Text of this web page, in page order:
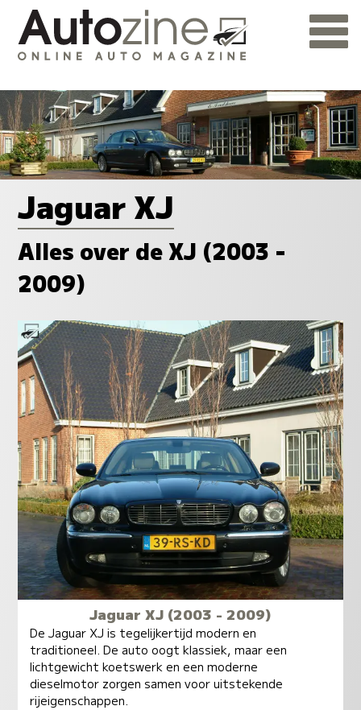
Jaguar XJ
Alles over de XJ (2003 -
2009)
Jaguar XJ (2003 - 2009)
De Jaguar XJ is tegelijkertijd modern en
traditioneel. De auto oogt klassiek, maar een
lichtgewicht koetswerk en een moderne
dieselmotor zorgen samen voor uitstekende
rijeigenschappen.